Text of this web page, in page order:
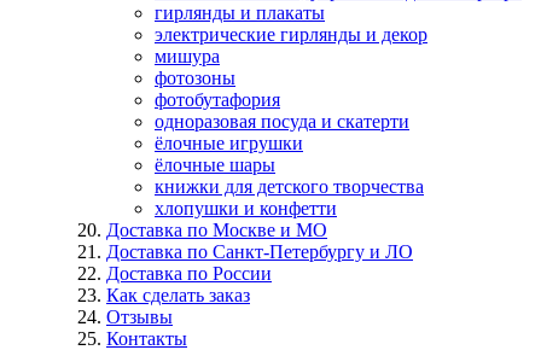
гирлянды и плакаты
электрические гирлянды и декор
мишура
фотозоны
фотобутафория
одноразовая посуда и скатерти
ёлочные игрушки
ёлочные шары
книжки для детского творчества
хлопушки и конфетти
Доставка по Москве и МО
Доставка по Санкт-Петербургу и ЛО
Доставка по России
Как сделать заказ
Отзывы
Контакты